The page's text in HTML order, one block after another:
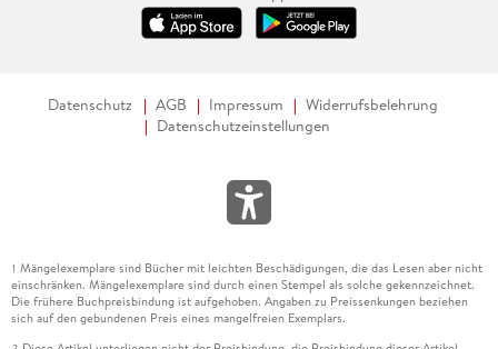
Datenschutz AGB Impressum
Widerrufsbelehrung
Datenschutzeinstellungen
1 Mängelexemplare sind Bücher mit leichten Beschädigungen, die das Lesen aber nicht
einschränken. Mängelexemplare sind durch einen Stempel als solche gekennzeichnet.
Die frühere Buchpreisbindung ist aufgehoben. Angaben zu Preissenkungen beziehen
sich auf den gebundenen Preis eines mangelfreien Exemplars.